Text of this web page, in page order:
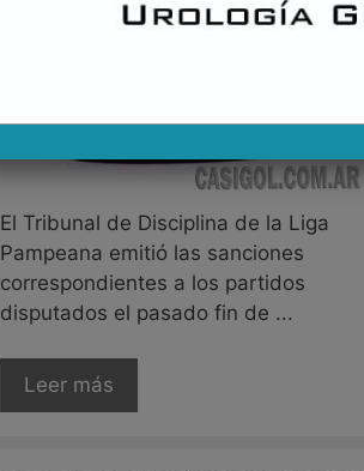
El Tribunal de Disciplina de la Liga
Pampeana emitió las sanciones
correspondientes a los partidos
disputados el pasado fin de ...
Leer más